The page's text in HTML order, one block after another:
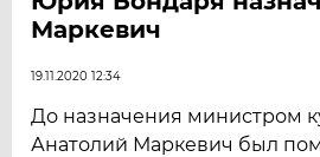
Маркевич
19.11.2020 12:34
До назначения министром
Анатолий Маркевич был